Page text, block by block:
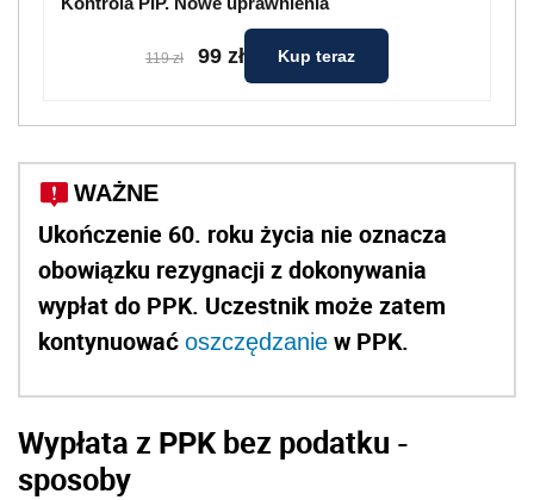
119 zł 99 zł Kup teraz
WAŻNE
Ukończenie 60. roku życia nie oznacza
obowiązku rezygnacji z dokonywania
wypłat do PPK. Uczestnik może zatem
kontynuować oszczędzanie w PPK.
Wypłata z PPK bez podatku -
sposoby